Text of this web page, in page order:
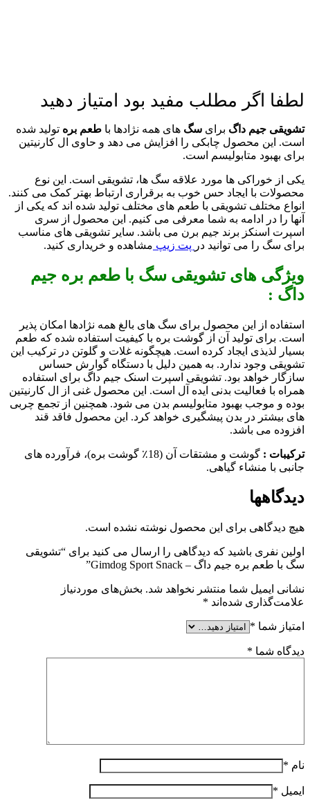
لطفا اگر مطلب مفید بود امتیاز دهید
تشویقی جیم داگ برای سگ های همه نژادها با طعم بره تولید شده
است. این محصول چابکی را افزایش می دهد و حاوی ال کارنیتین
برای بهبود متابولیسم است.
یکی از خوراکی ها مورد علاقه سگ ها، تشویقی است. این نوع
محصولات با ایجاد حس خوب به برقراری ارتباط بهتر کمک می کنند.
انواع مختلف تشویقی با طعم های مختلف تولید شده اند که یکی از
آنها را در ادامه به شما معرفی می کنیم. این محصول از سری
اسپرت اسنکز برند جیم برن می باشد. سایر تشویقی های مناسب
برای سگ را می توانید در پت زیپ مشاهده و خریداری کنید.
ویژگی های تشویقی سگ با طعم بره جیم
داگ :
استفاده از این محصول برای سگ های بالغ همه نژادها امکان پذیر
است. برای تولید آن از گوشت بره با کیفیت استفاده شده که طعم
بسیار لذیذی ایجاد کرده است. هیچگونه غلات و گلوتن در ترکیب این
تشویقی وجود ندارد. به همین دلیل با دستگاه گوارش حساس
سازگار خواهد بود. تشویقی اسپرت اسنک جیم داگ برای استفاده
همراه با فعالیت بدنی ایده آل است. این محصول غنی از ال کارنیتین
بوده و موجب بهبود متابولیسم بدن می شود. همچنین از تجمع چربی
های بیشتر در بدن پیشگیری خواهد کرد. این محصول فاقد قند
افزوده می باشد.
ترکیبات :
گوشت و مشتقات آن (18٪ گوشت بره)، فرآورده های
جانبی با منشاء گیاهی.
دیدگاهها
هیچ دیدگاهی برای این محصول نوشته نشده است.
اولین نفری باشید که دیدگاهی را ارسال می کنید برای “تشویقی
سگ با طعم بره جیم داگ – Gimdog Sport Snack”
نشانی ایمیل شما منتشر نخواهد شد. بخش‌های موردنیاز
علامت‌گذاری شده‌اند *
امتیاز شما *
دیدگاه شما *
نام *
ایمیل *